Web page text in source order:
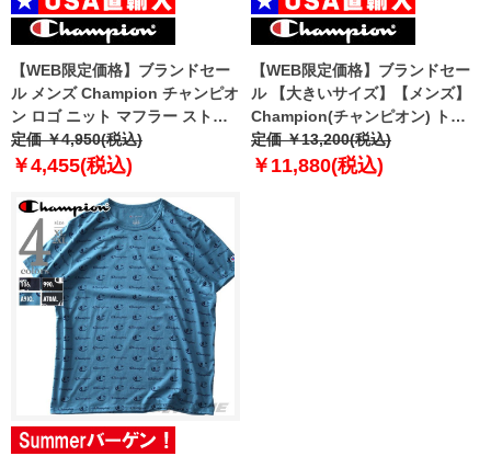
【WEB限定価格】ブランドセー
ル メンズ Champion チャンピオ
ン ロゴ ニット マフラー ストー
ル USA直輸入 h0723a
定価 ￥4,950(税込)
￥4,455(税込)
【WEB限定価格】ブランドセー
ル 【大きいサイズ】【メンズ】
Champion(チャンピオン) トラ
ックジャケット【USA直輸入】
v3377
定価 ￥13,200(税込)
￥11,880(税込)